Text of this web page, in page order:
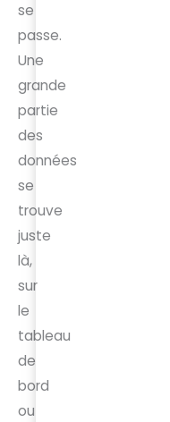
se
passe.
Une
grande
partie
des
données
se
trouve
juste
là,
sur
le
tableau
de
bord
ou